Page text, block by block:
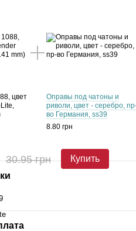
цвет
Оправы под чатоны и
риволи, цвет - серебро,
во Германия, ss39
8.80 грн
30.95 грн Купить